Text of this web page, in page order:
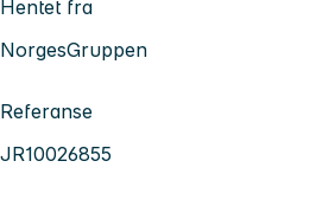
Hentet fra
NorgesGruppen
Referanse
JR10026855